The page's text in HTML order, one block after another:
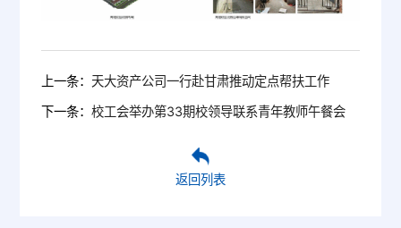
上一条： 天大资产公司一行赴甘肃推动定点帮扶工作
下一条：校工会举办第33期校领导联系青年教师午餐会
返回列表